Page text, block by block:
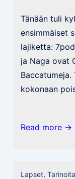
Tänään tuli
ensimmäiset
lajiketta:
ja Naga ovat
kokonaan
Chilipäiväkirja
Read more →
Lapset,